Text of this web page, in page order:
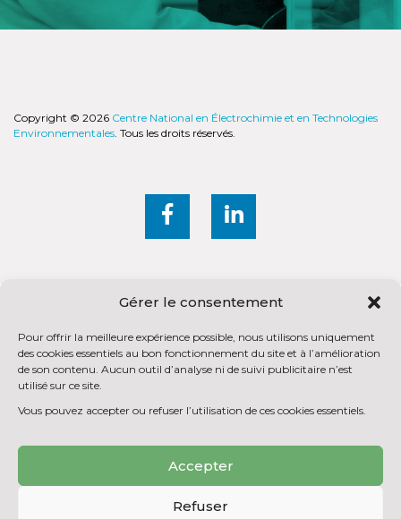
Gérer le consentement
Pour offrir la meilleure expérience possible, nous utilisons uniquement
des cookies essentiels au bon fonctionnement du site et à l’amélioration
de son contenu. Aucun outil d’analyse ni de suivi publicitaire n’est
utilisé sur ce site.
Vous pouvez accepter ou refuser l’utilisation de ces cookies essentiels.
Accepter
Refuser
Copyright © 2026 Centre National en Électrochimie et en Technologies
Environnementales. Tous les droits réservés.